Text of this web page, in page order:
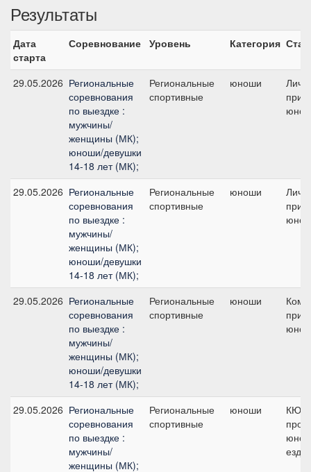
Результаты
Дата
старта
Соревнование Уровень Категория
29.05.2026 Региональные
соревнования
по выездке :
мужчины/
женщины (МК);
юноши/девушки
14-18 лет (МК);
Региональные
спортивные
юноши
приз
29.05.2026 Региональные
соревнования
по выездке :
мужчины/
женщины (МК);
юноши/девушки
14-18 лет (МК);
Региональные
спортивные
юноши
приз
29.05.2026 Региональные
соревнования
по выездке :
мужчины/
женщины (МК);
юноши/девушки
14-18 лет (МК);
Региональные
спортивные
юноши
приз
29.05.2026 Региональные
соревнования
по выездке :
мужчины/
женщины (МК);
Региональные
спортивные
юноши
КЮР
езд